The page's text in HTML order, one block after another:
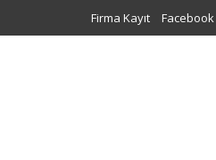
Firma Kayıt Facebook